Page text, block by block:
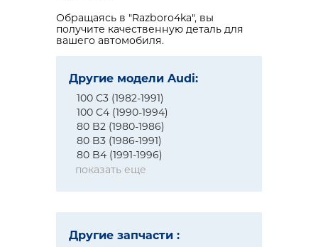
Обращаясь в "Razboro4ka", вы
получите качественную деталь для
вашего автомобиля.
Другие модели Audi:
100 C3 (1982-1991)
100 C4 (1990-1994)
80 B2 (1980-1986)
80 B3 (1986-1991)
80 B4 (1991-1996)
показать еще
Другие запчасти :